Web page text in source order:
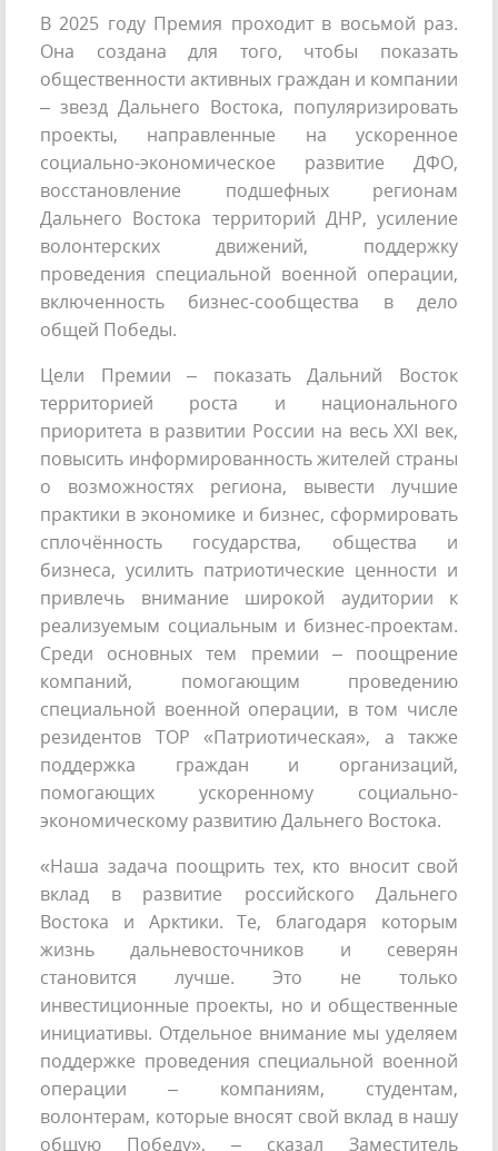
В 2025 году Премия проходит в восьмой раз.
Она создана для того, чтобы показать
общественности активных граждан и компании
– звезд Дальнего Востока, популяризировать
проекты, направленные на ускоренное
социально-экономическое развитие ДФО,
восстановление подшефных регионам
Дальнего Востока территорий ДНР, усиление
волонтерских движений, поддержку
проведения специальной военной операции,
включенность бизнес-сообщества в дело
общей Победы.
Цели Премии – показать Дальний Восток
территорией роста и национального
приоритета в развитии России на весь ХХI век,
повысить информированность жителей страны
о возможностях региона, вывести лучшие
практики в экономике и бизнес, сформировать
сплочённость государства, общества и
бизнеса, усилить патриотические ценности и
привлечь внимание широкой аудитории к
реализуемым социальным и бизнес-проектам.
Среди основных тем премии – поощрение
компаний, помогающим проведению
специальной военной операции, в том числе
резидентов ТОР «Патриотическая», а также
поддержка граждан и организаций,
помогающих ускоренному социально-
экономическому развитию Дальнего Востока.
«Наша задача поощрить тех, кто вносит свой
вклад в развитие российского Дальнего
Востока и Арктики. Те, благодаря которым
жизнь дальневосточников и северян
становится лучше. Это не только
инвестиционные проекты, но и общественные
инициативы. Отдельное внимание мы уделяем
поддержке проведения специальной военной
операции – компаниям, студентам,
волонтерам, которые вносят свой вклад в нашу
общую Победу», – сказал Заместитель